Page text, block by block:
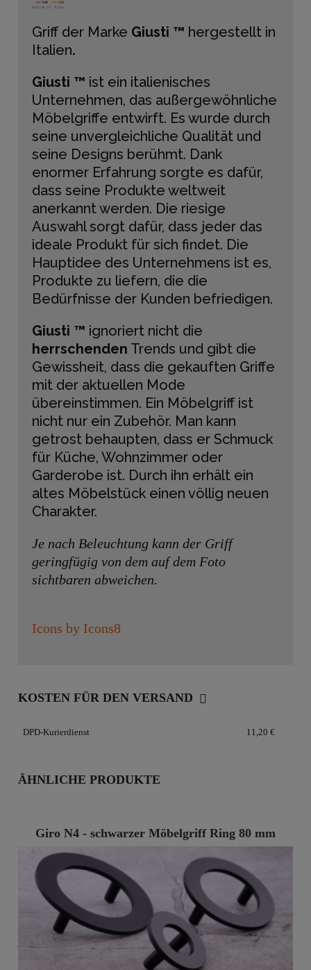
Griff der Marke Giusti ™ hergestellt in
Italien.
Giusti ™ ist ein italienisches
Unternehmen, das außergewöhnliche
Möbelgriffe entwirft. Es wurde durch
seine unvergleichliche Qualität und
seine Designs berühmt. Dank
enormer Erfahrung sorgte es dafür,
dass seine Produkte weltweit
anerkannt werden. Die riesige
Auswahl sorgt dafür, dass jeder das
ideale Produkt für sich findet. Die
Hauptidee des Unternehmens ist es,
Produkte zu liefern, die die
Bedürfnisse der Kunden befriedigen.
Giusti ™ ignoriert nicht die
herrschenden Trends und gibt die
Gewissheit, dass die gekauften Griffe
mit der aktuellen Mode
übereinstimmen. Ein Möbelgriff ist
nicht nur ein Zubehör. Man kann
getrost behaupten, dass er Schmuck
für Küche, Wohnzimmer oder
Garderobe ist. Durch ihn erhält ein
altes Möbelstück einen völlig neuen
Charakter.
Je nach Beleuchtung kann der Griff
geringfügig von dem auf dem Foto
sichtbaren abweichen.
Icons by Icons8
KOSTEN FÜR DEN VERSAND
DPD-Kurierdienst 11,20 €
ÄHNLICHE PRODUKTE
Giro N4 - schwarzer Möbelgriff Ring 80 mm